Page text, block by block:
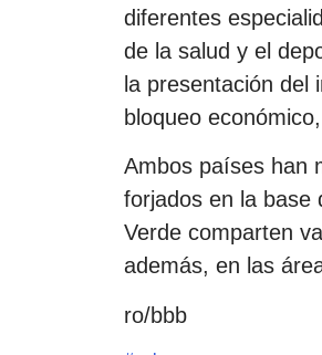
diferentes
de la salud y el
la presentación del
bloqueo
Ambos países han
forjados en la base
Verde comparten
además, en las
ro/bbb